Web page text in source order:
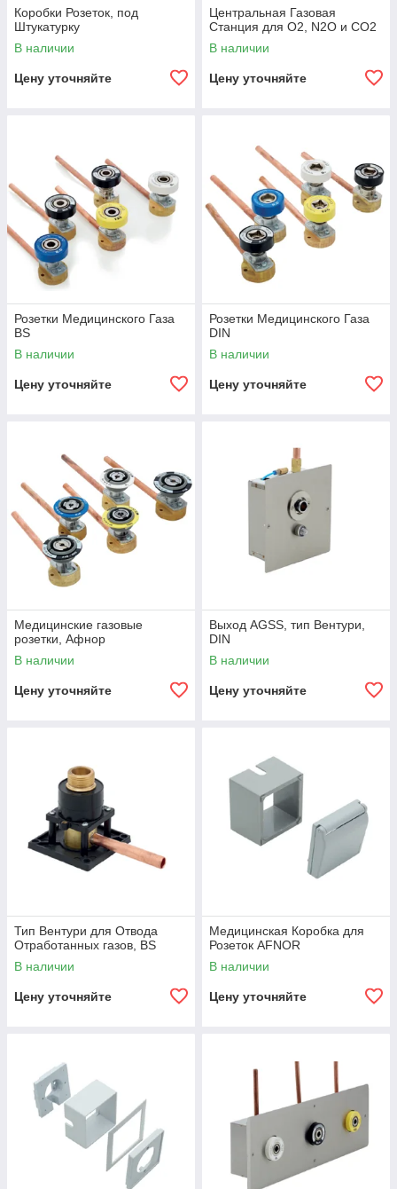
Коробки Розеток, под
Штукатурку
В наличии
Цену уточняйте
Центральная Газовая
Станция для O2, N2O и CO2
В наличии
Цену уточняйте
Розетки Медицинского Газа
BS
В наличии
Цену уточняйте
Розетки Медицинского Газа
DIN
В наличии
Цену уточняйте
Медицинские газовые
розетки, Афнор
В наличии
Цену уточняйте
Выход AGSS, тип Вентури,
DIN
В наличии
Цену уточняйте
Тип Вентури для Отвода
Отработанных газов, BS
В наличии
Цену уточняйте
Медицинская Коробка для
Розеток AFNOR
В наличии
Цену уточняйте